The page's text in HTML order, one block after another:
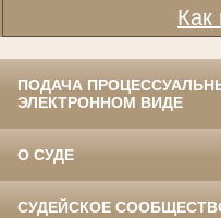
Как
ПОДАЧА
ЭЛЕКТРОННОМ ВИДЕ
О СУДЕ
СУДЕЙСКОЕ